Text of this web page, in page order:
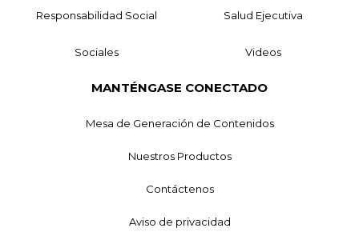
Responsabilidad Social Salud Ejecutiva
Sociales Videos
MANTÉNGASE CONECTADO
Mesa de Generación de Contenidos
Nuestros Productos
Contáctenos
Aviso de privacidad